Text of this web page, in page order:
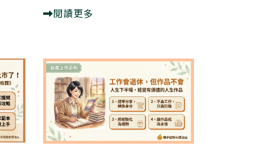
閱讀更多